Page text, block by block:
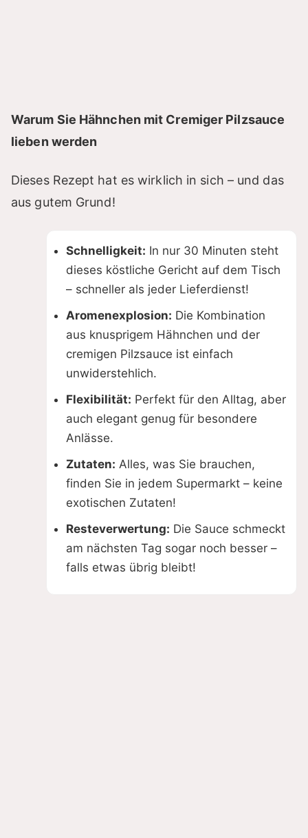
Warum Sie Hähnchen mit Cremiger Pilzsauce
lieben werden
Dieses Rezept hat es wirklich in sich – und das
aus gutem Grund!
Schnelligkeit: In nur 30 Minuten steht
dieses köstliche Gericht auf dem Tisch
– schneller als jeder Lieferdienst!
Aromenexplosion: Die Kombination
aus knusprigem Hähnchen und der
cremigen Pilzsauce ist einfach
unwiderstehlich.
Flexibilität: Perfekt für den Alltag, aber
auch elegant genug für besondere
Anlässe.
Zutaten: Alles, was Sie brauchen,
finden Sie in jedem Supermarkt – keine
exotischen Zutaten!
Resteverwertung: Die Sauce schmeckt
am nächsten Tag sogar noch besser –
falls etwas übrig bleibt!